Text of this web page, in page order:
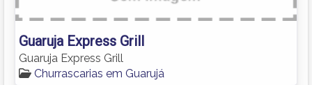
Guaruja Express Grill
Guaruja Express Grill
Churrascarias em Guarujá